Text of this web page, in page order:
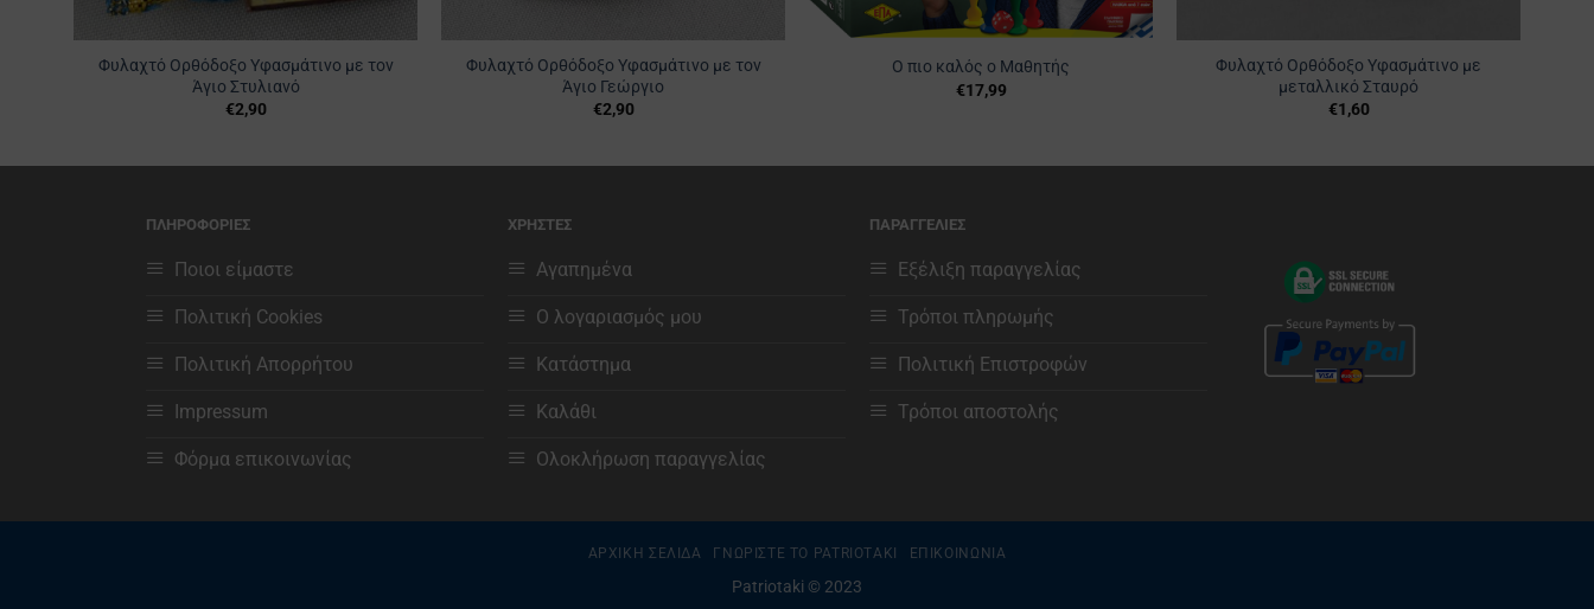
Φυλαχτό Ορθόδοξο Υφασμάτινο με τον
Άγιο Στυλιανό
€2,90
Φυλαχτό Ορθόδοξο Υφασμάτινο με τον
Άγιο Γεώργιο
€2,90
Ο πιο καλός ο Μαθητής
€17,99
Φυλαχτό Ορθόδοξο Υφασμάτινο με
μεταλλικό Σταυρό
€1,60
ΠΛΗΡΟΦΟΡΙΕΣ
Ποιοι είμαστε
Πολιτική Cookies
Πολιτική Απορρήτου
Impressum
Φόρμα επικοινωνίας
ΧΡΗΣΤΕΣ
Αγαπημένα
Ο λογαριασμός μου
Κατάστημα
Καλάθι
Ολοκλήρωση παραγγελίας
ΠΑΡΑΓΓΕΛΙΕΣ
Εξέλιξη παραγγελίας
Τρόποι πληρωμής
Πολιτική Επιστροφών
Τρόποι αποστολής
ΑΡΧΙΚΗ ΣΕΛΙΔΑ ΓΝΩΡΙΣΤΕ ΤΟ PATRIOTAKI ΕΠΙΚΟΙΝΩΝΙΑ
Patriotaki © 2023